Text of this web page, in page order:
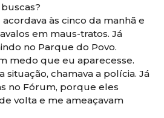
acordava às cinco da manhã e
em maus-tratos. Já
no Parque do Povo.
medo que eu aparecesse.
situação, chamava a polícia. Já
no Fórum, porque eles
volta e me ameaçavam